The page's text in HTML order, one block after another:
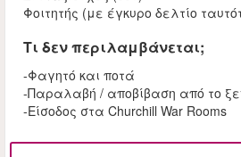
Φοιτητής (με έγκυρο δελτίο
Τι δεν περιλαμβάνεται;
-Φαγητό και ποτά
-Παραλαβή / αποβίβαση από το
-Είσοδος στα Churchill War Rooms